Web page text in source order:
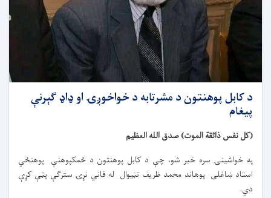
د کابل پوهنتون د مشرتابه د خواخوږۍ او ډاډ ګېرنې
پیغام
(کل نفس ذائقة الموت) صدق الله العظیم
په خواشینۍ سره خبر شو، چې د کابل پوهنتون د ځمکپوهنې پوهنځي
استاد ښاغلی پوهاند محمد ظریف تڼیوال له فاني نړۍ سترګې پټې کړې
دي.